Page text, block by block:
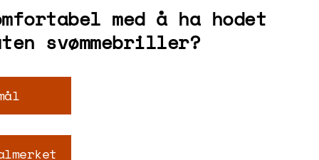
med å ha hodet
svømmebriller?